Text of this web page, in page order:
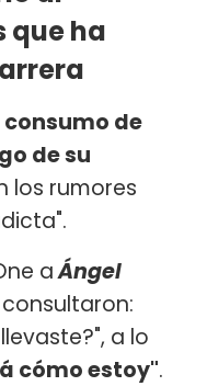
que ha
consumo de
de su
los rumores
aÁngel
consultaron:
a lo
cómo estoy".